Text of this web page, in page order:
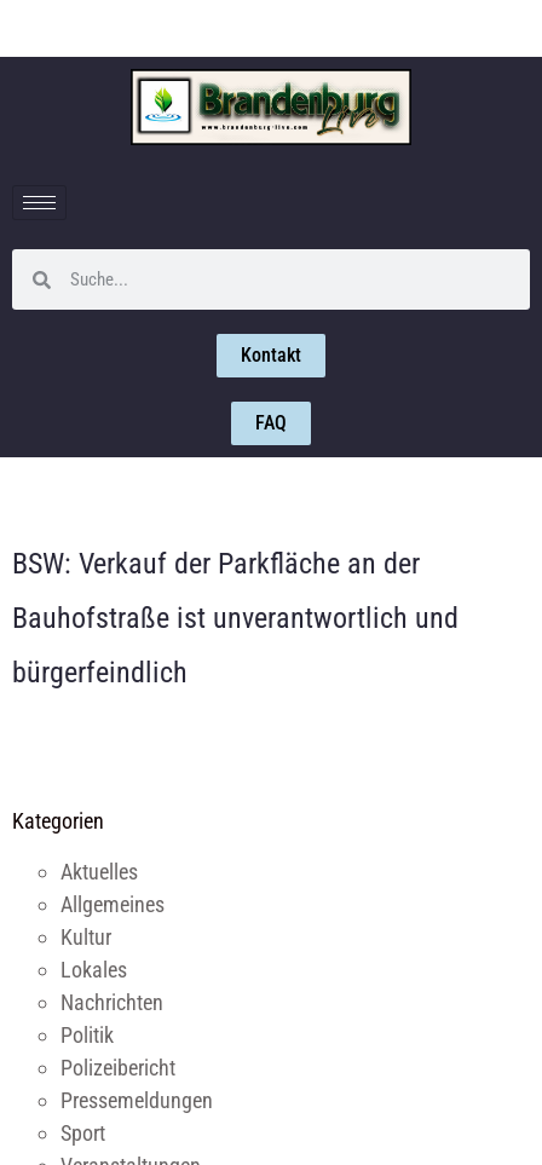
Kontakt
FAQ
BSW: Verkauf der Parkfläche an der
Bauhofstraße ist unverantwortlich und
bürgerfeindlich
Kategorien
Aktuelles
Allgemeines
Kultur
Lokales
Nachrichten
Politik
Polizeibericht
Pressemeldungen
Sport